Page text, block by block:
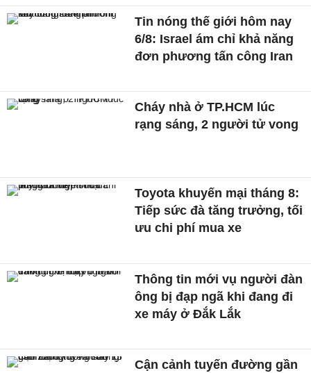
Tin nóng thế giới hôm nay
6/8: Israel ám chỉ khả năng
đơn phương tấn công Iran
Cháy nhà ở TP.HCM lúc
rạng sáng, 2 người tử vong
Toyota khuyến mại tháng 8:
Tiếp sức đà tăng trưởng, tối
ưu chi phí mua xe
Thông tin mới vụ người đàn
ông bị đạp ngã khi đang đi
xe máy ở Đắk Lắk
Cận cảnh tuyến đường gần